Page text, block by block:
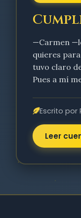
—Carmen
quieres
tuvo claro
Pues a mí
Escrito por
Leer